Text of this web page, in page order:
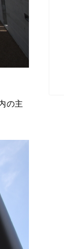
の主